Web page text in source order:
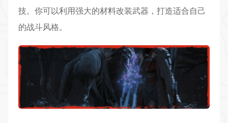
技。你可以利用强大的材料改装武器，打造适合自己
的战斗风格。